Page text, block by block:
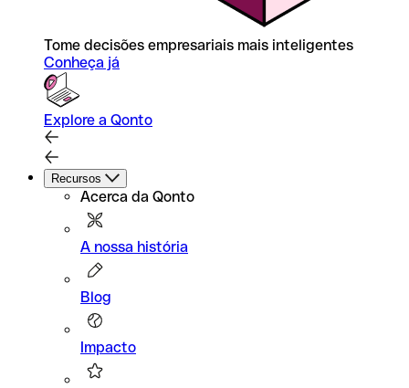
Tome decisões empresariais mais inteligentes
Conheça já
Explore a Qonto
Recursos
Acerca da Qonto
A nossa história
Blog
Impacto